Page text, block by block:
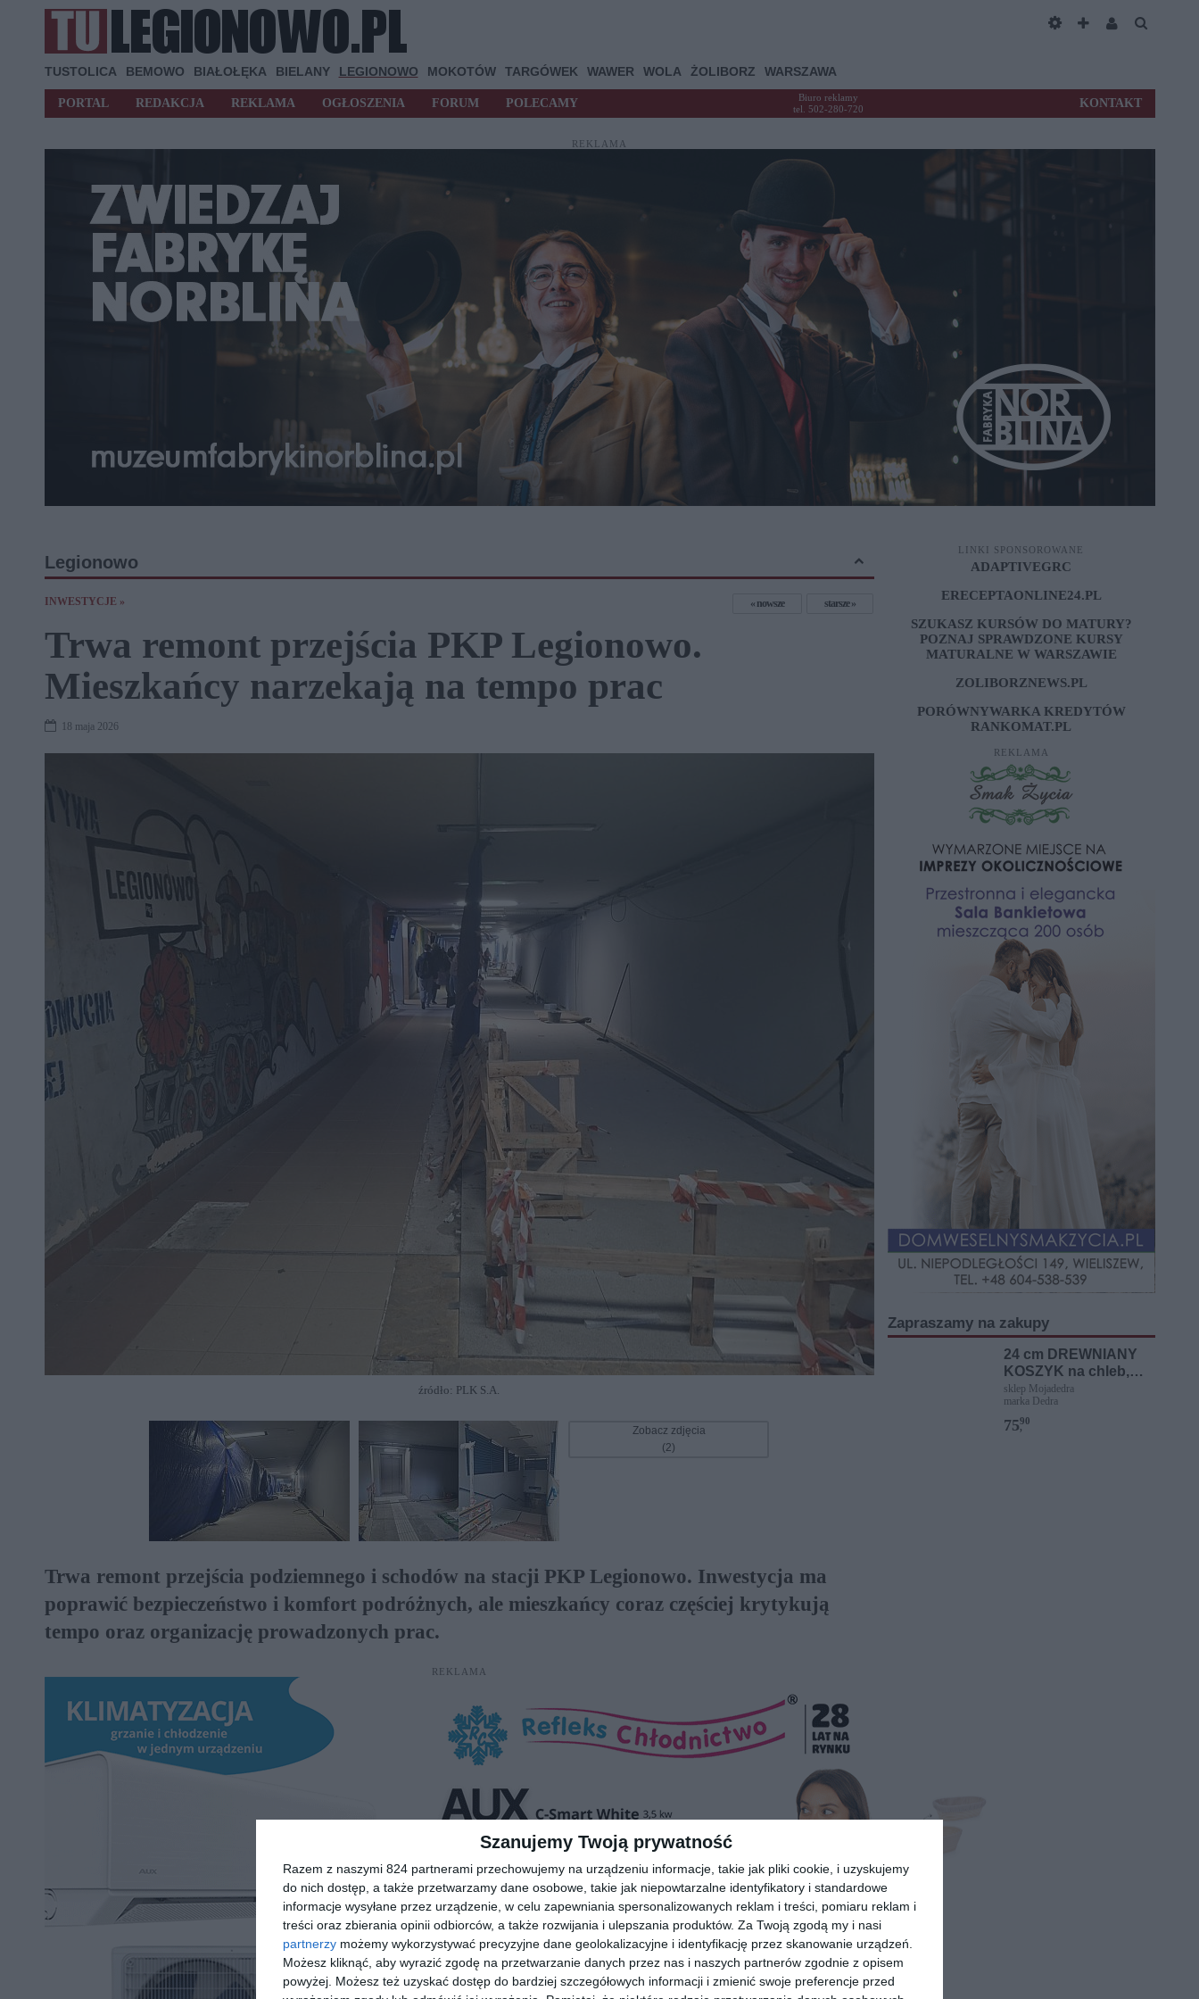
Szanujemy Twoją prywatność
Razem z naszymi 824 partnerami przechowujemy na urządzeniu informacje, takie jak pliki cookie, i uzyskujemy
do nich dostęp, a także przetwarzamy dane osobowe, takie jak niepowtarzalne identyfikatory i standardowe
informacje wysyłane przez urządzenie, w celu zapewniania spersonalizowanych reklam i treści, pomiaru reklam i
treści oraz zbierania opinii odbiorców, a także rozwijania i ulepszania produktów. Za Twoją zgodą my i nasi
partnerzy możemy wykorzystywać precyzyjne dane geolokalizacyjne i identyfikację przez skanowanie urządzeń.
Możesz kliknąć, aby wyrazić zgodę na przetwarzanie danych przez nas i naszych partnerów zgodnie z opisem
powyżej. Możesz też uzyskać dostęp do bardziej szczegółowych informacji i zmienić swoje preferencje przed
TUSTOLICA BEMOWO BIAŁOŁĘKA BIELANY LEGIONOWO MOKOTÓW TARGÓWEK WAWER WOLA ŻOLIBORZ WARSZAWA
PORTAL REDAKCJA REKLAMA OGŁOSZENIA FORUM POLECAMY
Biuro reklamy
tel. 502-280-720
KONTAKT
REKLAMA
Legionowo
INWESTYCJE » nowsze starsze
Trwa remont przejścia PKP Legionowo.
Mieszkańcy narzekają na tempo prac
18 maja 2026
źródło: PLK S.A.
Zobacz zdjęcia
(2)
Trwa remont przejścia podziemnego i schodów na stacji PKP Legionowo. Inwestycja ma
poprawić bezpieczeństwo i komfort podróżnych, ale mieszkańcy coraz częściej krytykują
tempo oraz organizację prowadzonych prac.
REKLAMA
LINKI SPONSOROWANE
ADAPTIVEGRC
ERECEPTAONLINE24.PL
SZUKASZ KURSÓW DO MATURY?
POZNAJ SPRAWDZONE KURSY
MATURALNE W WARSZAWIE
ZOLIBORZNEWS.PL
PORÓWNYWARKA KREDYTÓW
RANKOMAT.PL
REKLAMA
Zapraszamy na zakupy
24 cm DREWNIANY
KOSZYK na chleb,
BOCHENEK, z
materiałowym
pokrowcem na chleb
sklep Mojadedra
marka Dedra
75,
90